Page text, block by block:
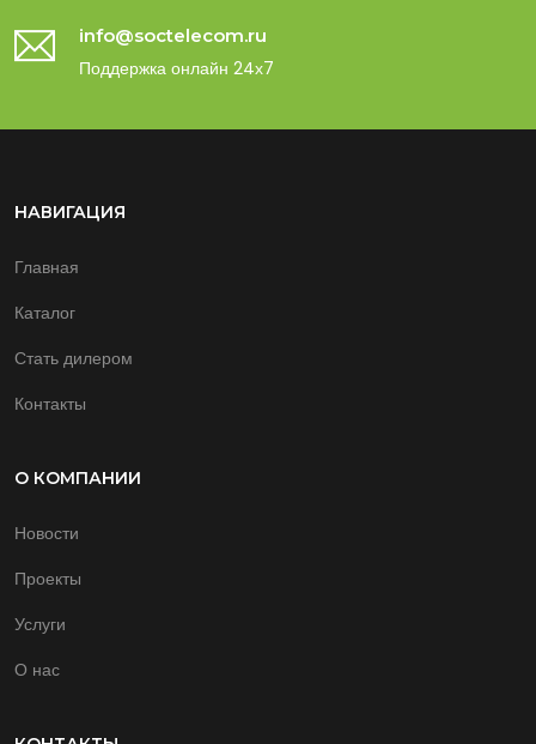
info@soctelecom.ru
Поддержка онлайн 24х7
НАВИГАЦИЯ
Главная
Каталог
Стать дилером
Контакты
О КОМПАНИИ
Новости
Проекты
Услуги
О нас